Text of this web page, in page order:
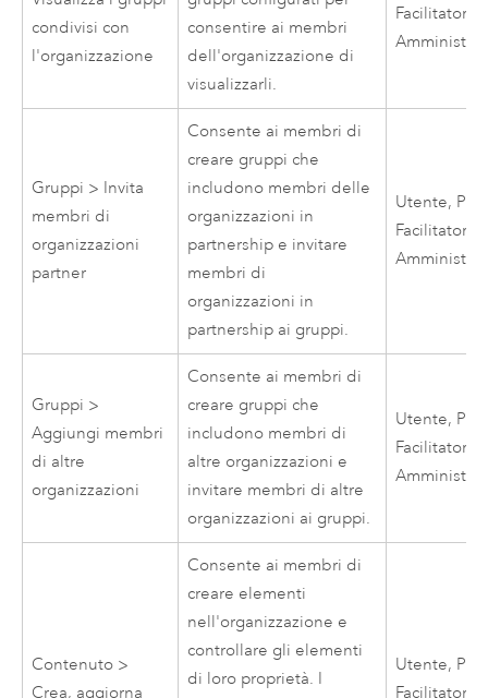
condivisi con
l'organizzazione
consentire ai membri
dell'organizzazione di
visualizzarli.
Facilitatore,
Gruppi > Invita
membri di
organizzazioni
partner
Consente ai membri di
creare gruppi che
includono membri delle
organizzazioni in
partnership e invitare
membri di
organizzazioni in
partnership ai gruppi.
Utente,
Facilitatore,
Gruppi >
Aggiungi membri
di altre
organizzazioni
Consente ai membri di
creare gruppi che
includono membri di
altre organizzazioni e
invitare membri di altre
organizzazioni ai gruppi.
Utente,
Facilitatore,
Contenuto >
Crea, aggiorna
Consente ai membri di
creare elementi
nell'organizzazione e
controllare gli elementi
di loro proprietà. I
Utente,
Facilitatore,